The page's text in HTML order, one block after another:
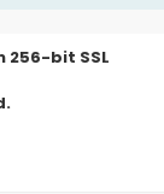
bit SSL